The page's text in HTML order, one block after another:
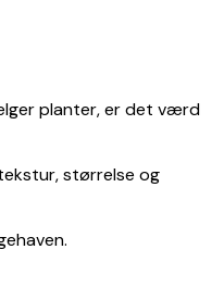
planter, er det værd
størrelse og